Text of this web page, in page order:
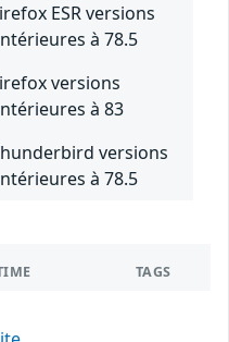
ESR versions
à 78.5
versions
à 83
versions
à 78.5
TAGS